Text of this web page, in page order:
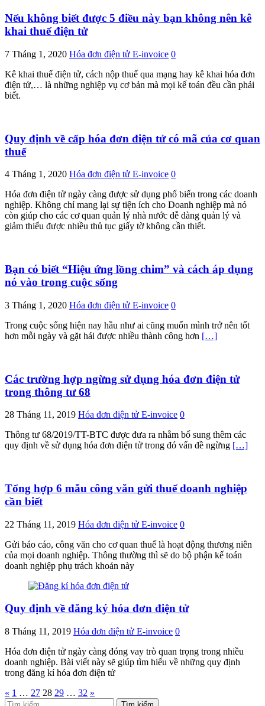
Nếu không biết được 5 điều này bạn không nên kê
khai thuế điện tử
7 Tháng 1, 2020 Hóa đơn điện tử E-invoice 0
Kê khai thuế điện tử, cách nộp thuế qua mạng hay kê khai hóa đơn
điện tử,… là những nghiệp vụ cơ bản mà mọi kế toán đều cần phải
biết.
Quy định về cấp hóa đơn điện tử có mã của cơ quan
thuế
4 Tháng 1, 2020 Hóa đơn điện tử E-invoice 0
Hóa đơn điện tử ngày càng được sử dụng phổ biến trong các doanh
nghiệp. Không chỉ mang lại sự tiện ích cho Doanh nghiệp mà nó
còn giúp cho các cơ quan quản lý nhà nước dễ dàng quản lý và
giảm thiểu được nhiều thủ tục giấy tờ không cần thiết.
Bạn có biết “Hiệu ứng lồng chim” và cách áp dụng
nó vào trong cuộc sống
3 Tháng 1, 2020 Hóa đơn điện tử E-invoice 0
Trong cuộc sống hiện nay hầu như ai cũng muốn mình trở nên tốt
hơn mỗi ngày và gặt hái được nhiều thành công hơn […]
Các trường hợp ngừng sử dụng hóa đơn điện tử
trong thông tư 68
28 Tháng 11, 2019 Hóa đơn điện tử E-invoice 0
Thông tư 68/2019/TT-BTC được đưa ra nhằm bổ sung thêm các
quy định về sử dụng hóa đơn điện tử trong đó vấn đề ngừng […]
Tổng hợp 6 mẫu công văn gửi thuế doanh nghiệp
cần biết
22 Tháng 11, 2019 Hóa đơn điện tử E-invoice 0
Gửi báo cáo, công văn cho cơ quan thuế là hoạt động thương niên
của mọi doanh nghiệp. Thông thường thì sẽ do bộ phận kế toán
doanh nghiệp phụ trách khoản này
Quy định về đăng ký hóa đơn điện tử
8 Tháng 11, 2019 Hóa đơn điện tử E-invoice 0
Hóa đơn điện tử ngày càng đóng vay trò quan trọng trong nhiều
doanh nghiệp. Bài viết này sẽ giúp tìm hiểu về những quy định
trong đăng kí hóa đơn điện tử
Phân
« 1 … 27 28 29 … 32 »
Tìm